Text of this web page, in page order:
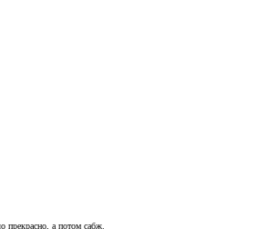
прекрасно, а потом сабж.